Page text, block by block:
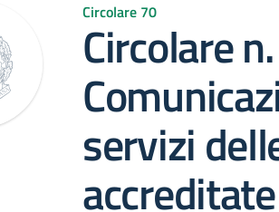
Circolare 70
Circolare
servizi